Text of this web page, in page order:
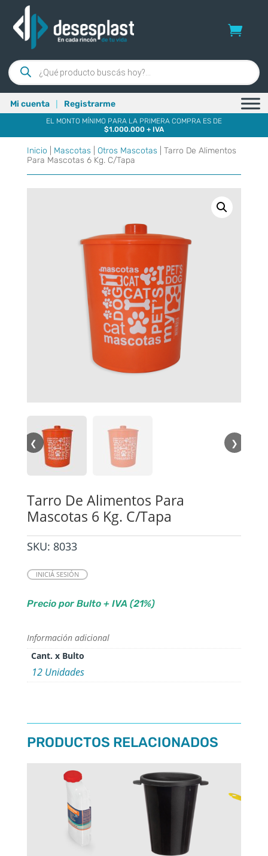
Búsqueda
de
productos
Mi cuenta | Registrarme
EL MONTO MÍNIMO PARA LA PRIMERA COMPRA ES DE
$1.000.000 + IVA
Inicio Mascotas| Otros Mascotas| Tarro De Alimentos
Para Mascotas 6 Kg. C/Tapa
❮ ❯
Tarro De Alimentos Para
Mascotas 6 Kg. C/Tapa
SKU: 8033
INICIÁ SESIÓN
Precio por Bulto + IVA (21%)
Información adicional
Cant. x Bulto
12 Unidades
PRODUCTOS RELACIONADOS